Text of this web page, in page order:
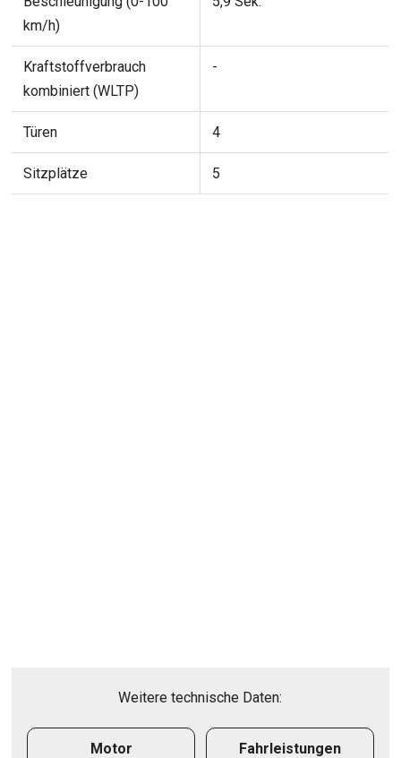
km/h)
Kraftstoffverbrauch
kombiniert (WLTP)
-
Türen 4
Sitzplätze 5
Weitere technische Daten:
Motor Fahrleistungen